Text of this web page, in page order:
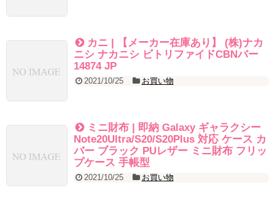
カニ | 【メーカー在庫あり】 (株)ナカ
ニシ ナカニシ ビトリファイドCBNバー
14874 JP
2021/10/25 お買い物
ミニ財布 | 即納 Galaxy ギャラクシー
Note20Ultra/S20/S20Plus 対応 ケース カ
バー ブラック PUレザー ミニ財布 フリッ
プケース 手帳型
2021/10/25 お買い物